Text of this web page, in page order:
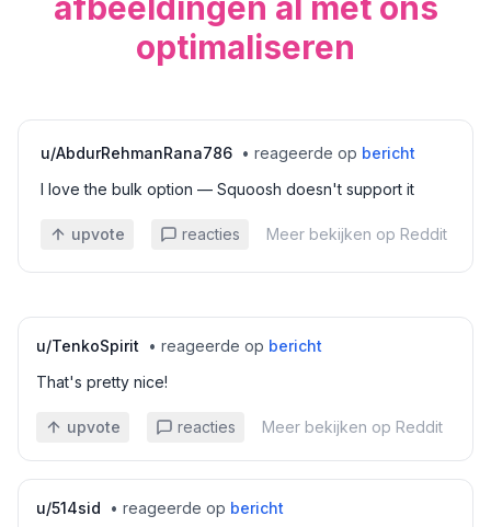
optimaliseren
u/AbdurRehmanRana786 • reageerde op bericht
I love the bulk option — Squoosh doesn't support it
upvote reacties Meer bekijken op Reddit
u/TenkoSpirit • reageerde op bericht
That's pretty nice!
upvote reacties Meer bekijken op Reddit
u/514sid • reageerde op bericht